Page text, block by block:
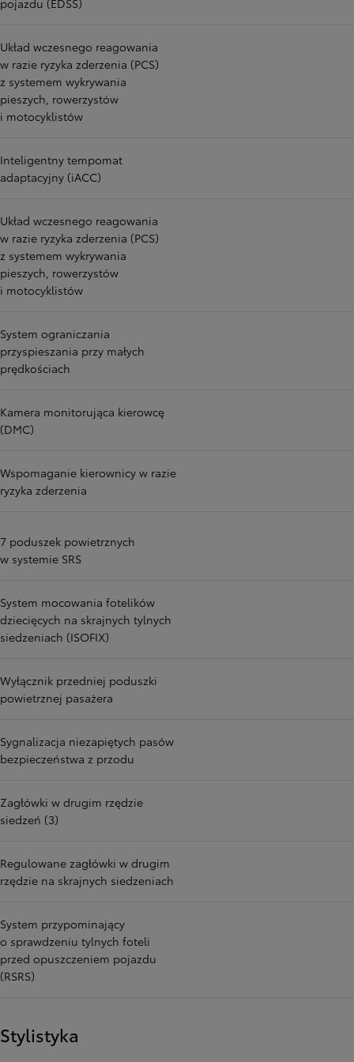
pojazdu (EDSS)
Układ wczesnego reagowania
w razie ryzyka zderzenia (PCS)
z systemem wykrywania
pieszych, rowerzystów
i motocyklistów
Inteligentny tempomat
adaptacyjny (iACC)
Układ wczesnego reagowania
w razie ryzyka zderzenia (PCS)
z systemem wykrywania
pieszych, rowerzystów
i motocyklistów
System ograniczania
przyspieszania przy małych
prędkościach
Kamera monitorująca kierowcę
(DMC)
Wspomaganie kierownicy w razie
ryzyka zderzenia
7 poduszek powietrznych
w systemie SRS
System mocowania fotelików
dziecięcych na skrajnych tylnych
siedzeniach (ISOFIX)
Wyłącznik przedniej poduszki
powietrznej pasażera
Sygnalizacja niezapiętych pasów
bezpieczeństwa z przodu
Zagłówki w drugim rzędzie
siedzeń (3)
Regulowane zagłówki w drugim
rzędzie na skrajnych siedzeniach
System przypominający
o sprawdzeniu tylnych foteli
przed opuszczeniem pojazdu
(RSRS)
Stylistyka